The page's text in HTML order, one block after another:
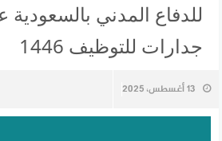
للدفاع المدني
جدارات للتوظيف 1446
13 أغسطس، 2025